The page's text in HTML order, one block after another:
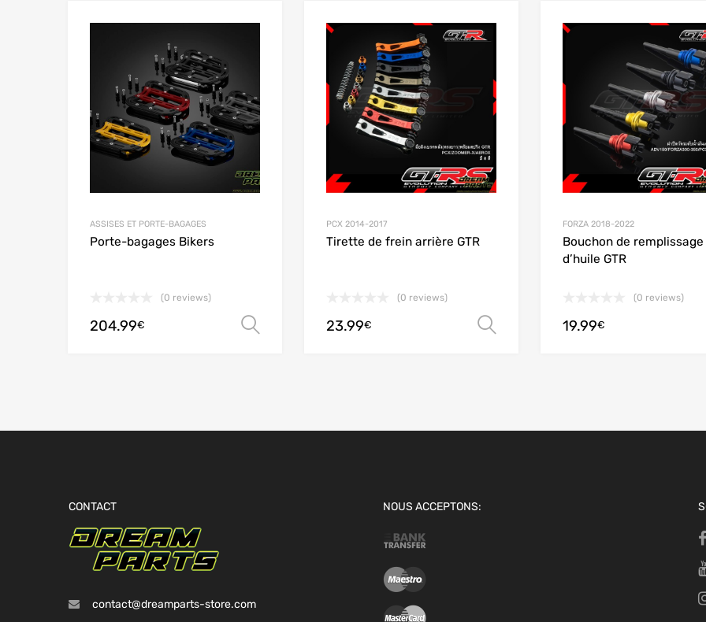
Add to Wishlist
Add to Compare
ASSISES ET PORTE-BAGAGES
Porte-bagages Bikers
(0 reviews)
204.99€ Choix des options
Add to Wishlist
PCX 2014-2017
Tirette de frein arrière GTR
(0 reviews)
23.99€ Choix des options
FORZA 2018-2022
Bouchon de remplissage
d’huile GTR
(0 reviews)
19.99€
CONTACT
contact@dreamparts-store.com
NOUS ACCEPTONS: